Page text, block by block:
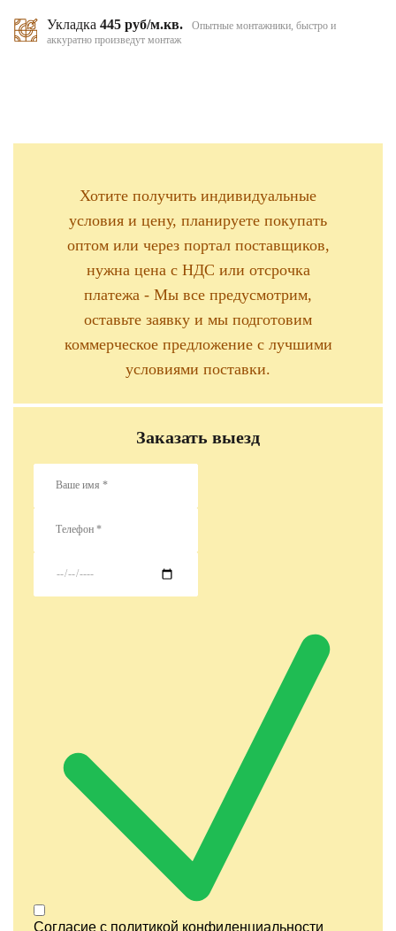
Укладка 445 руб/м.кв.
Опытные монтажники, быстро и
аккуратно произведут монтаж
Хотите получить индивидуальные
условия и цену, планируете покупать
оптом или через портал поставщиков,
нужна цена с НДС или отсрочка
платежа - Мы все предусмотрим,
оставьте заявку и мы подготовим
коммерческое предложение с лучшими
условиями поставки.
Заказать выезд
Согласие с политикой конфиденциальности